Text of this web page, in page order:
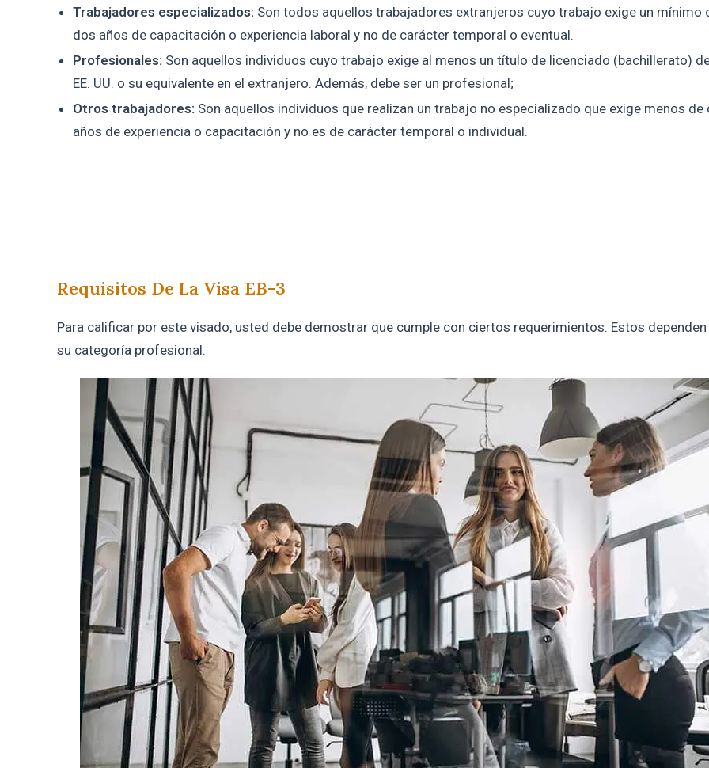
Trabajadores especializados: Son todos aquellos trabajadores extranjeros cuyo trabajo exige un mínimo
dos años de capacitación o experiencia laboral y no de carácter temporal o eventual.
Profesionales: Son aquellos individuos cuyo trabajo exige al menos un título de licenciado (bachillerato)
EE. UU. o su equivalente en el extranjero. Además, debe ser un profesional;
Otros trabajadores: Son aquellos individuos que realizan un trabajo no especializado que exige menos de
años de experiencia o capacitación y no es de carácter temporal o individual.
Requisitos De La Visa EB-3
Para calificar por este visado, usted debe demostrar que cumple con ciertos requerimientos. Estos
su categoría profesional.